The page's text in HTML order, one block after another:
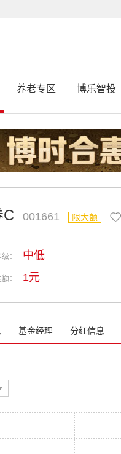
养老专区 博乐智投
C 001661 限大额
： 中低
： 1元
基金经理 分红信息